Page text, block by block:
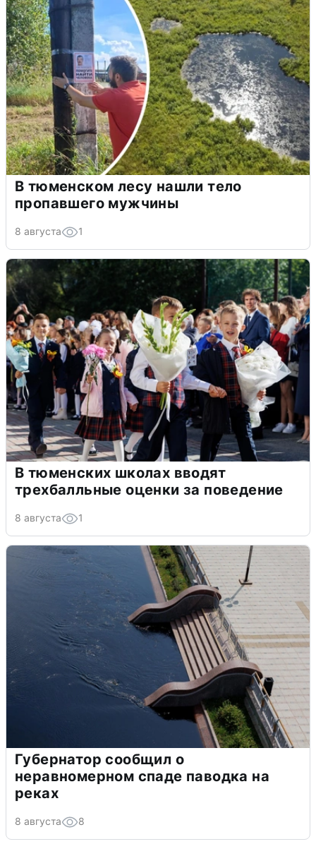
В тюменском лесу нашли тело
пропавшего мужчины
8 августа 1
В тюменских школах вводят
трехбалльные оценки за поведение
8 августа 1
Губернатор сообщил о
неравномерном спаде паводка на
реках
8 августа 8